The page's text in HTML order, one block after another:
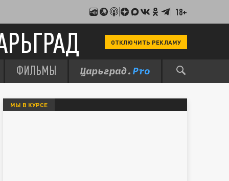
18+
ОТКЛЮЧИТЬ РЕКЛАМУ
ФИЛЬМЫ
МЫ В КУРСЕ